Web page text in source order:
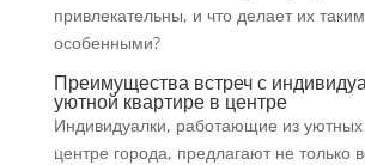
привлекательны, и что делает их
особенными?
Преимущества встреч с
уютной квартире в центре
Индивидуалки, работающие из уютных
центре города, предлагают не только